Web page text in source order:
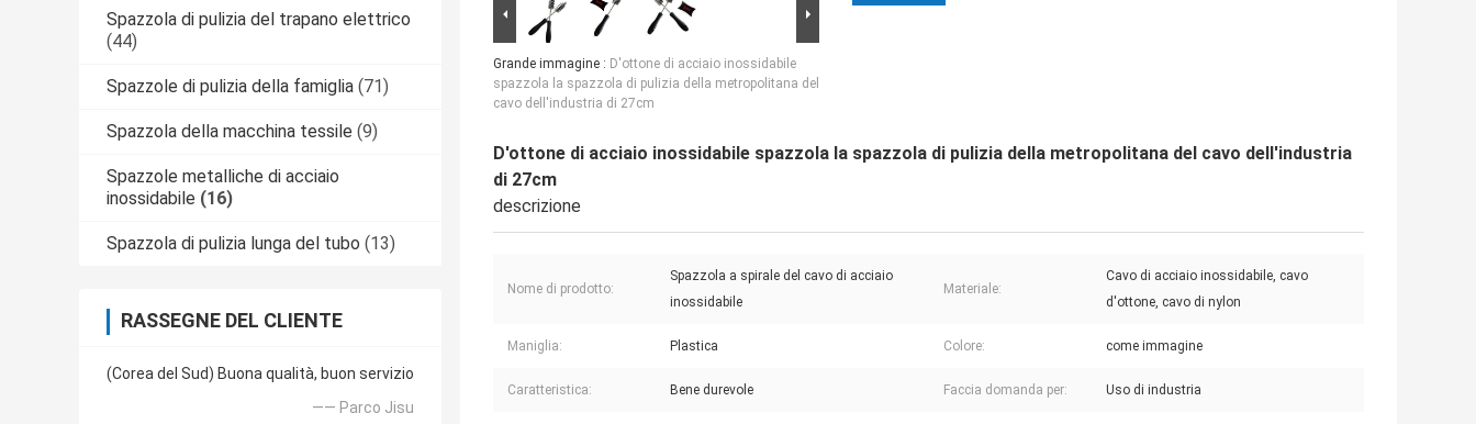
Spazzola di pulizia del trapano elettrico
(44)
Spazzole di pulizia della famiglia (71)
Spazzola della macchina tessile (9)
Spazzole metalliche di acciaio
inossidabile (16)
Spazzola di pulizia lunga del tubo (13)
RASSEGNE DEL CLIENTE
(Corea del Sud) Buona qualità, buon servizio
—— Parco Jisu
Grande immagine : D'ottone di acciaio inossidabile
spazzola la spazzola di pulizia della metropolitana del
cavo dell'industria di 27cm
D'ottone di acciaio inossidabile spazzola la spazzola di pulizia della metropolitana del cavo dell'industria
di 27cm
descrizione
Nome di prodotto:
Spazzola a spirale del cavo di acciaio
inossidabile
Materiale:
Cavo di acciaio inossidabile, cavo
d'ottone, cavo di nylon
Maniglia: Plastica Colore: come immagine
Caratteristica: Bene durevole Faccia domanda per: Uso di industria